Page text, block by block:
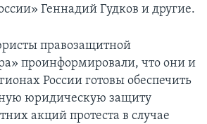
Геннадий Гудков и другие.
правозащитной
проинформировали, что они и
России готовы обеспечить
юридическую защиту
акций протеста в случае